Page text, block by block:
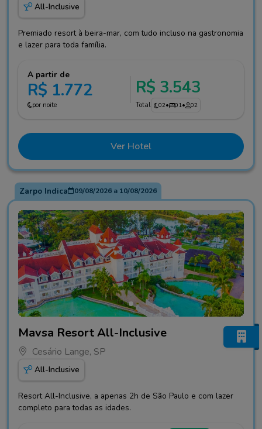
All-Inclusive
Premiado resort à beira-mar, com tudo incluso na gastronomia
e lazer para toda família.
A partir de
R$ 1.772
por noite
R$ 3.543
Total 02• 01• 02
Ver Hotel
Zarpo Indica 09/08/2026a 10/08/2026
Mavsa Resort All-Inclusive
Cesário Lange, SP
All-Inclusive
Resort All-Inclusive, a apenas 2h de São Paulo e com lazer
completo para todas as idades.